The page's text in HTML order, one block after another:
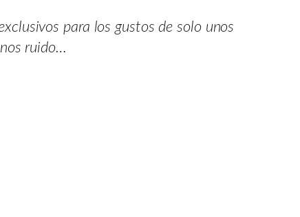
para los gustos de solo unos
ruido…